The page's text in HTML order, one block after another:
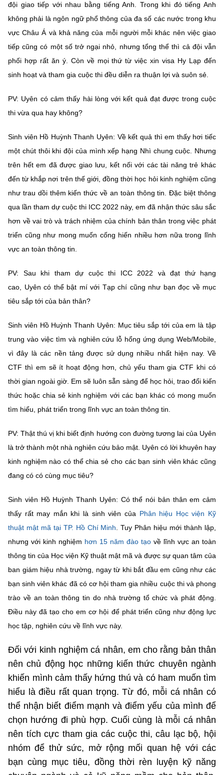
đội giao tiếp với nhau bằng tiếng Anh. Trong khi đó tiếng Anh
không phải là ngôn ngữ phổ thông của đa số các nước trong khu
vực Châu Á và khả năng của mỗi người mỗi khác nên việc giao
tiếp cũng có một số trở ngại nhỏ, nhưng tổng thể thì cả đội vẫn
phối hợp rất ăn ý. Còn về mọi thứ từ việc xin visa Hy Lạp đến
sinh hoạt và tham gia cuộc thi đều diễn ra thuận lợi và suôn sẻ.
PV: Uyên có cảm thấy hài lòng với kết quả đạt được trong cuộc
thi vừa qua hay không?
Sinh viên Hồ Huỳnh Thanh Uyên: Về kết quả thì em thấy hơi tiếc
một chút thôi khi đội của mình xếp hạng Nhì chung cuộc. Nhưng
trên hết em đã được giao lưu, kết nối với các tài năng trẻ khác
đến từ khắp nơi trên thế giới, đồng thời học hỏi kinh nghiệm cũng
như trau dồi thêm kiến thức về an toàn thông tin. Đặc biệt thông
qua lần tham dự cuộc thi ICC 2022 này, em đã nhận thức sâu sắc
hơn về vai trò và trách nhiệm của chính bản thân trong việc phát
triển cũng như mong muốn cống hiến nhiều hơn nữa trong lĩnh
vực an toàn thông tin.
PV: Sau khi tham dự cuộc thi ICC 2022 và đạt thứ hạng
cao, Uyên có thể bật mí với Tạp chí cũng như bạn đọc về mục
tiêu sắp tới của bản thân?
Sinh viên Hồ Huỳnh Thanh Uyên: Mục tiêu sắp tới của em là tập
trung vào việc tìm và nghiên cứu lỗ hổng ứng dụng Web/Mobile,
vì đây là các nền tảng được sử dụng nhiều nhất hiện nay. Về
CTF thì em sẽ ít hoạt động hơn, chủ yếu tham gia CTF khi có
thời gian ngoài giờ. Em sẽ luôn sẵn sàng để học hỏi, trao đổi kiến
thức hoặc chia sẻ kinh nghiệm với các bạn khác có mong muốn
tìm hiểu, phát triển trong lĩnh vực an toàn thông tin.
PV: Thật thú vị khi biết định hướng con đường tương lai của Uyên
là trở thành một nhà nghiên cứu bảo mật. Uyên có lời khuyên hay
kinh nghiệm nào có thể chia sẻ cho các bạn sinh viên khác cũng
đang có có cùng mục tiêu?
Sinh viên Hồ Huỳnh Thanh Uyên: Có thể nói bản thân em cảm
thấy rất may mắn khi là sinh viên của Phân hiệu Học viện Kỹ
thuật mật mã tại TP. Hồ Chí Minh. Tuy Phân hiệu mới thành lập,
nhưng với kinh nghiệm hơn 15 năm đào tạo về lĩnh vực an toàn
thông tin của Học viện Kỹ thuật mật mã và được sự quan tâm của
ban giám hiệu nhà trường, ngay từ khi bắt đầu em cũng như các
bạn sinh viên khác đã có cơ hội tham gia nhiều cuộc thi và phong
trào về an toàn thông tin do nhà trường tổ chức và phát động.
Điều này đã tạo cho em cơ hội để phát triển cũng như động lực
học tập, nghiên cứu về lĩnh vực này.
Đối với kinh nghiệm cá nhân, em cho rằng bản thân
nên chủ động học những kiến thức chuyên ngành
khiến mình cảm thấy hứng thú và có ham muốn tìm
hiểu là điều rất quan trọng. Từ đó, mỗi cá nhân có
thể nhận biết điểm mạnh và điểm yếu của mình để
chọn hướng đi phù hợp. Cuối cùng là mỗi cá nhân
nên tích cực tham gia các cuộc thi, câu lạc bộ, hội
nhóm để thử sức, mở rộng mối quan hệ với các
bạn cùng mục tiêu, đồng thời rèn luyện kỹ năng